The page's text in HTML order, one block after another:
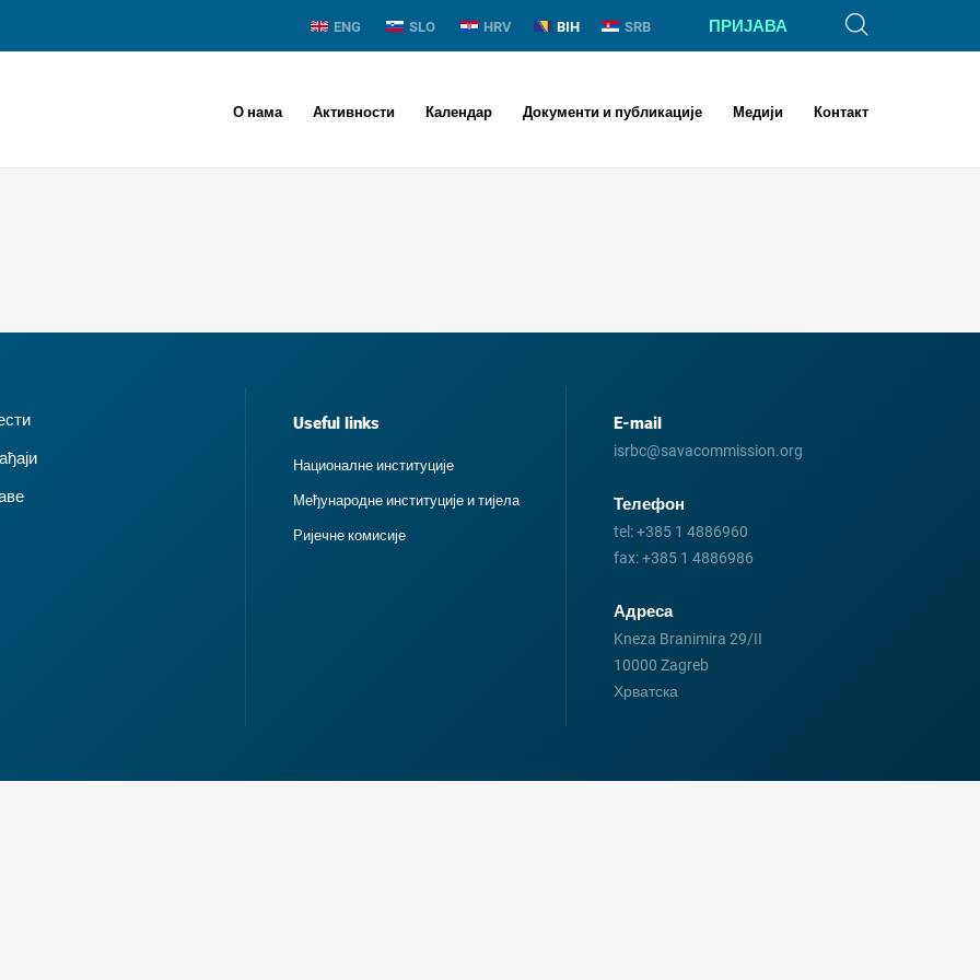
ENG SLO HRV BIH SRB ПРИЈАВА
О нама Активности Календар Документи и публикације Медији Контакт
Useful links
Националне институције
Међународне институције и тиjела
Ријечне комисије
E-mail
isrbc@savacommission.org
Телефон
tel:+385 1 4886960
fax:+385 1 4886986
Адреса
Kneza Branimira 29/II
10000 Zagreb
Хрватска